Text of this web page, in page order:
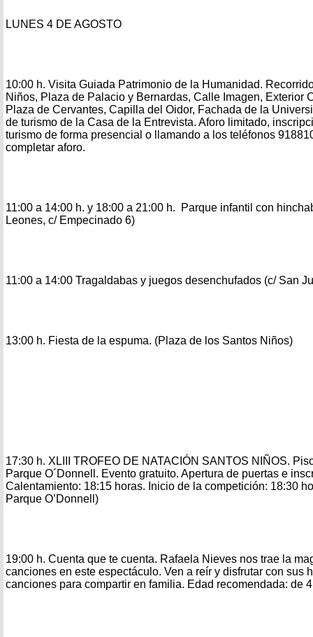
LUNES 4 DE AGOSTO
10:00 h. Visita Guiada Patrimonio de la Humanidad.
Niños, Plaza de Palacio y Bernardas, Calle Imagen, Exterior
Plaza de Cervantes, Capilla del Oidor, Fachada de la
de turismo de la Casa de la Entrevista. Aforo limitado,
turismo de forma presencial o llamando a los teléfonos
completar aforo.
11:00 a 14:00 h. y 18:00 a 21:00 h. Parque infantil con
Leones, c/ Empecinado 6)
11:00 a 14:00 Tragaldabas y juegos desenchufados (c/ San
13:00 h. Fiesta de la espuma. (Plaza de los Santos Niños)
17:30 h. XLIII TROFEO DE NATACIÓN SANTOS NIÑOS.
Parque O´Donnell. Evento gratuito. Apertura de puertas e
Calentamiento: 18:15 horas. Inicio de la competición: 18:30
Parque O’Donnell)
19:00 h. Cuenta que te cuenta. Rafaela Nieves nos trae la
canciones en este espectáculo. Ven a reír y disfrutar con sus
canciones para compartir en familia. Edad recomendada: de